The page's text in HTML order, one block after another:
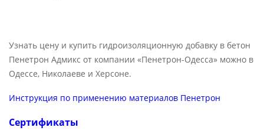
Узнать цену и купить гидроизоляционную добавку в бетон
Пенетрон Адмикс от компании «Пенетрон-Одесса» можно в
Одессе, Николаеве и Херсоне.
Инструкция по применению материалов Пенетрон
Сертификаты